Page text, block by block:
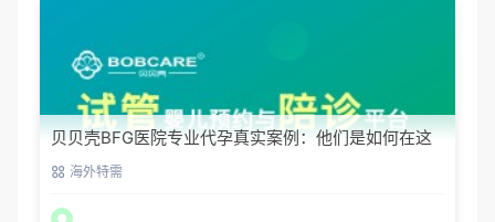
贝贝壳BFG医院专业代孕真实案例：他们是如何在这
里圆梦的
海外特需